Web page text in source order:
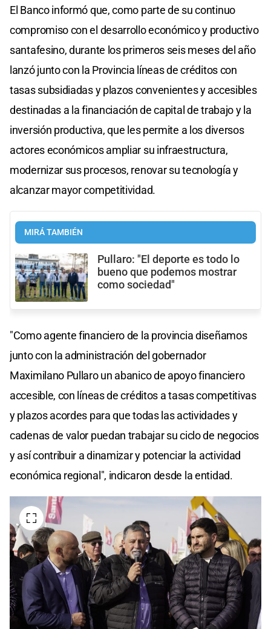
El Banco informó que, como parte de su continuo
compromiso con el desarrollo económico y productivo
santafesino, durante los primeros seis meses del año
lanzó junto con la Provincia líneas de créditos con
tasas subsidiadas y plazos convenientes y accesibles
destinadas a la financiación de capital de trabajo y la
inversión productiva, que les permite a los diversos
actores económicos ampliar su infraestructura,
modernizar sus procesos, renovar su tecnología y
alcanzar mayor competitividad.
MIRÁ TAMBIÉN
Pullaro: "El deporte es todo lo
bueno que podemos mostrar
como sociedad"
"Como agente financiero de la provincia diseñamos
junto con la administración del gobernador
Maximilano Pullaro un abanico de apoyo financiero
accesible, con líneas de créditos a tasas competitivas
y plazos acordes para que todas las actividades y
cadenas de valor puedan trabajar su ciclo de negocios
y así contribuir a dinamizar y potenciar la actividad
económica regional", indicaron desde la entidad.